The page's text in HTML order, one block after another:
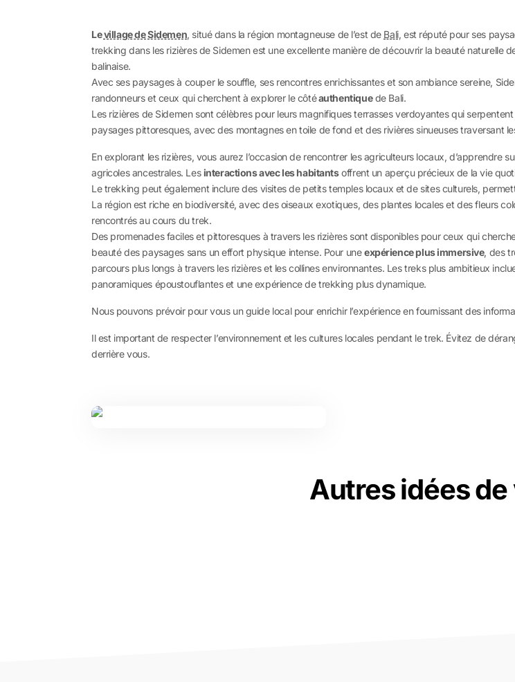
Levillage de Sidemen, situé dans la région montagneuse de l’est de Bali, est réputé pour ses
trekking dans les rizières de Sidemen est une excellente manière de découvrir la beauté naturelle
balinaise.
Avec ses paysages à couper le souffle, ses rencontres enrichissantes et son ambiance sereine,
randonneurs et ceux qui cherchent à explorer le côtéauthentiquede Bali.
Les rizières de Sidemen sont célèbres pour leurs magnifiques terrasses verdoyantes qui
paysages pittoresques, avec des montagnes en toile de fond et des rivières sinueuses traversant
En explorant les rizières, vous aurez l’occasion de rencontrer les agriculteurs locaux, d’apprendre
agricoles ancestrales. Lesinteractions avec les habitantsoffrent un aperçu précieux de la vie
Le trekking peut également inclure des visites de petits temples locaux et de sites culturels,
La région est riche en biodiversité, avec des oiseaux exotiques, des plantes locales et des fleurs
rencontrés au cours du trek.
Des promenades faciles et pittoresques à travers les rizières sont disponibles pour ceux qui
beauté des paysages sans un effort physique intense. Pour uneexpérience plus immersive, des
parcours plus longs à travers les rizières et les collines environnantes. Les treks plus ambitieux
panoramiques époustouflantes et une expérience de trekking plus dynamique.
Nous pouvons prévoir pour vous un guide local pour enrichir l’expérience en fournissant des
Il est important de respecter l’environnement et les cultures locales pendant le trek. Évitez de
derrière vous.
Autres idées